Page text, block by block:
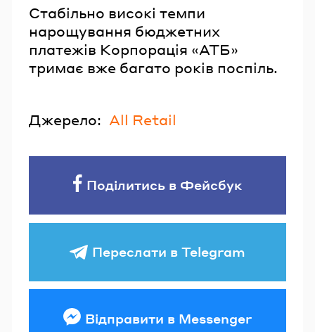
Стабільно високі темпи
нарощування бюджетних
платежів Корпорація «АТБ»
тримає вже багато років поспіль.
Джерело: All Retail
Поділитись в Фейсбук
Переслати в Telegram
Відправити в Messenger